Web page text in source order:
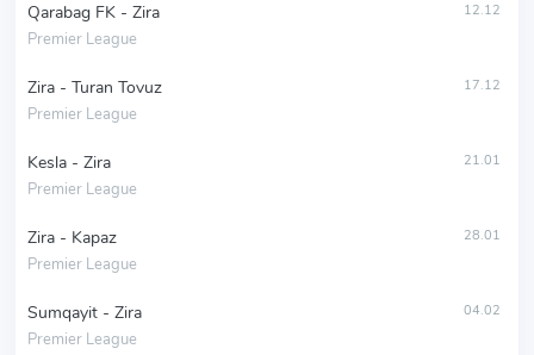
Qarabag FK - Zira
Premier League
12.12
Zira - Turan Tovuz
Premier League
17.12
Kesla - Zira
Premier League
21.01
Zira - Kapaz
Premier League
28.01
Sumqayit - Zira
Premier League
04.02